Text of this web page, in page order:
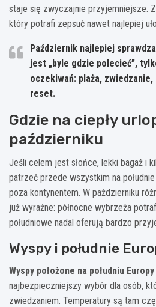
staje się zwyczajnie przyjemniejsze.
który potrafi zepsuć nawet najlepiej
Październik najlepiej
jest „byle gdzie polecieć”,
oczekiwań: plaża,
reset.
Gdzie na ciepły
październiku
Jeśli celem jest słońce, lekki bagaż i
patrzeć przede wszystkim na
poza kontynentem. W październiku
już wyraźne: północne wybrzeża
południowe nadal oferują bardzo
Wyspy i południe
Wyspy położone na południu Europy
najbezpieczniejszy wybór dla osób,
zwiedzaniem. Temperatury są tam